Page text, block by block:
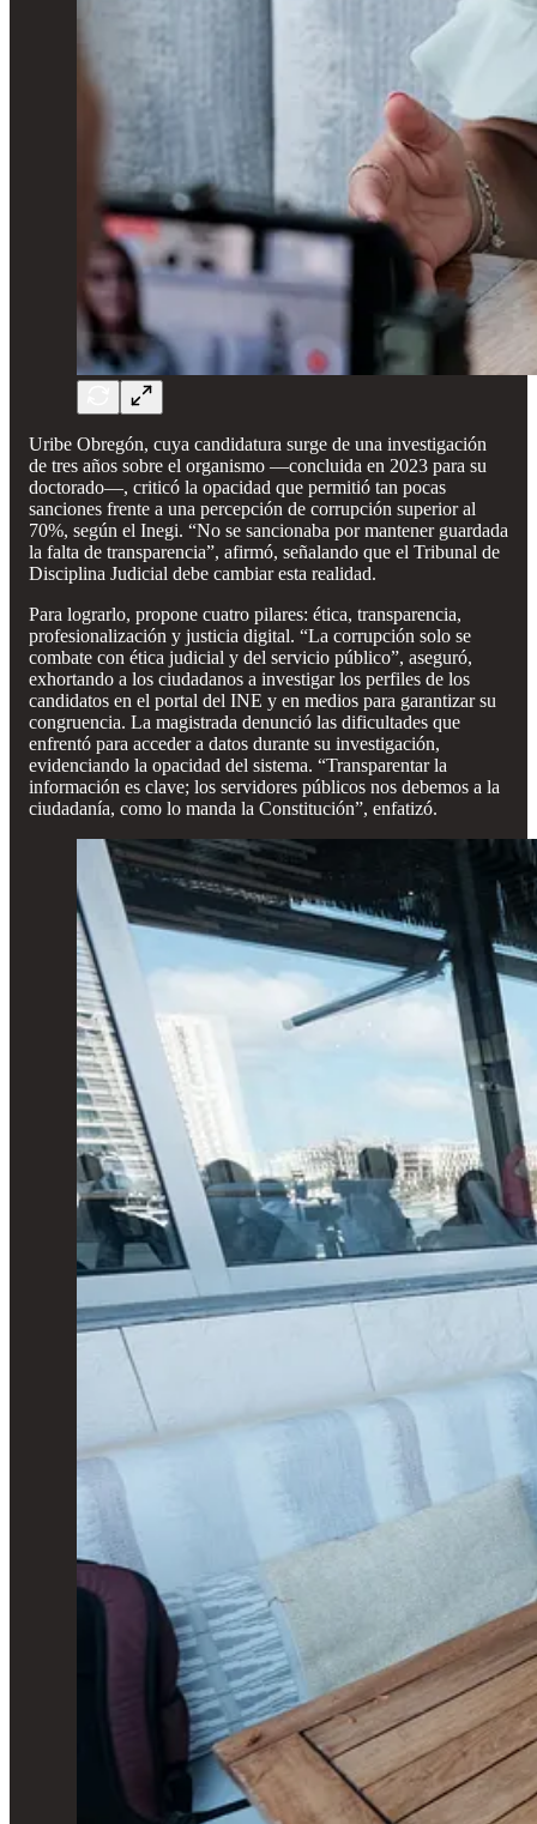
Uribe Obregón, cuya candidatura surge de una investigación
de tres años sobre el organismo —concluida en 2023 para su
doctorado—, criticó la opacidad que permitió tan pocas
sanciones frente a una percepción de corrupción superior al
70%, según el Inegi. “No se sancionaba por mantener guardada
la falta de transparencia”, afirmó, señalando que el Tribunal de
Disciplina Judicial debe cambiar esta realidad.
Para lograrlo, propone cuatro pilares: ética, transparencia,
profesionalización y justicia digital. “La corrupción solo se
combate con ética judicial y del servicio público”, aseguró,
exhortando a los ciudadanos a investigar los perfiles de los
candidatos en el portal del INE y en medios para garantizar su
congruencia. La magistrada denunció las dificultades que
enfrentó para acceder a datos durante su investigación,
evidenciando la opacidad del sistema. “Transparentar la
información es clave; los servidores públicos nos debemos a la
ciudadanía, como lo manda la Constitución”, enfatizó.